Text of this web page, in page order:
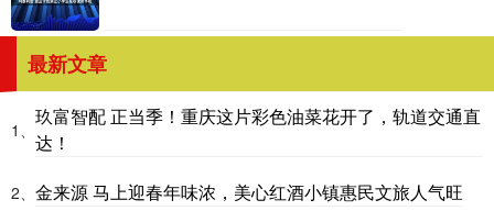
最新文章
1、
玖富智配 正当季！重庆这片彩色油菜花开了，轨道交通直
达！
2、 金来源 马上迎春年味浓，美心红酒小镇惠民文旅人气旺